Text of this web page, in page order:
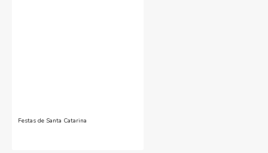
Festas de Santa Catarina